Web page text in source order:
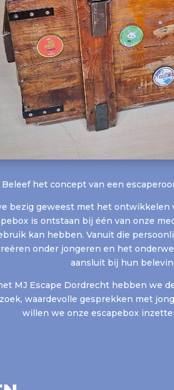
Beleef het concept van een
bezig geweest met het ontwikkelen
is ontstaan bij één van onze
kan hebben. Vanuit die
onder jongeren en het
aansluit bij hun
MJ Escape Dordrecht hebben we
waardevolle gesprekken met
willen we onze escapebox